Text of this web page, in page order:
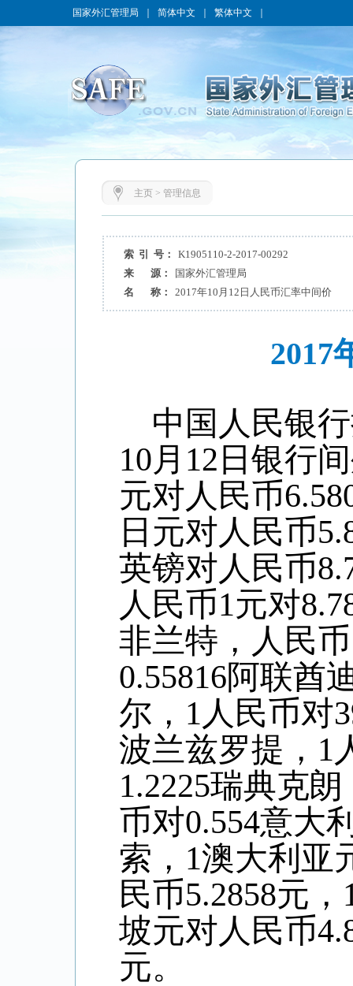
国家外汇管理局 简体中文 繁体中文
主页> 管理信息
索 引 号：
K1905110-2-2017-00292
来 源：
国家外汇管理局
名 称：
2017年10月12日人民币汇率中间价
2017
中国人民银
10月 12 日银行
元对人民币6.
日元对人民币5.
英镑对人民币8
人民币1元对
非兰特，人民
0.55816阿联酋
尔，1人民币对
波兰兹罗提，1
1.2225瑞典克
币对0.554意大
索， 1澳大利亚
民币5.2858元，
坡元对人民币4
元。